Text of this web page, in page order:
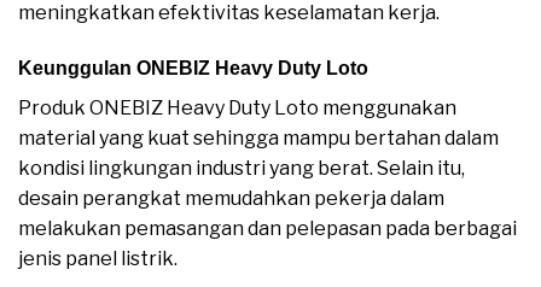
meningkatkan efektivitas keselamatan kerja.
Keunggulan ONEBIZ Heavy Duty Loto
Produk ONEBIZ Heavy Duty Loto menggunakan
material yang kuat sehingga mampu bertahan dalam
kondisi lingkungan industri yang berat. Selain itu,
desain perangkat memudahkan pekerja dalam
melakukan pemasangan dan pelepasan pada berbagai
jenis panel listrik.